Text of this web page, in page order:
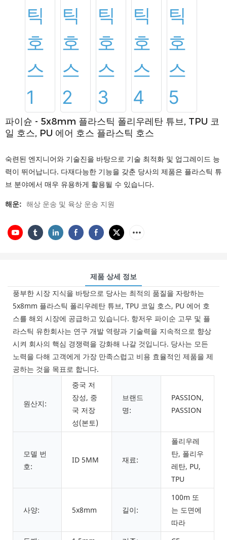
파이슌 - 5x8mm 플라스틱 폴리우레탄 튜브, TPU 코
일 호스, PU 에어 호스 플라스틱 호스
숙련된 엔지니어와 기술진을 바탕으로 기술 최적화 및 업그레이드 능
력이 뛰어납니다. 다재다능한 기능을 갖춘 당사의 제품은 플라스틱 튜
브 분야에서 매우 유용하게 활용될 수 있습니다.
해운: 해상 운송 및 육상 운송 지원
제품 상세 정보
풍부한 시장 지식을 바탕으로 당사는 최적의 품질을 자랑하는
5x8mm 플라스틱 폴리우레탄 튜브, TPU 코일 호스, PU 에어 호
스를 해외 시장에 공급하고 있습니다. 항저우 파이순 고무 및 플
라스틱 유한회사는 연구 개발 역량과 기술력을 지속적으로 향상
시켜 회사의 핵심 경쟁력을 강화해 나갈 것입니다. 당사는 모든
노력을 다해 고객에게 가장 만족스럽고 비용 효율적인 제품을 제
공하는 것을 목표로 합니다.
원산지:
중국 저
장성, 중
국 저장
성(본토)
브랜드
명:
PASSION,
PASSION
모델 번
호:
ID 5MM 재료:
폴리우레
탄, 폴리우
레탄, PU, ​​
TPU
사양: 5x8mm 길이:
100m 또
는 도면에
따라